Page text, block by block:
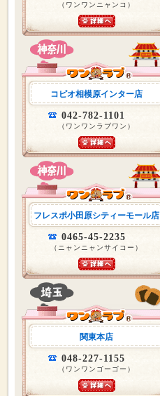
（ワンワンニャンコ）
コピオ相模原インター店
042-782-1101
（ワンワンラブワン）
フレスポ小田原シティーモール店
0465-45-2235
（ニャンニャンサイコー）
関東本店
048-227-1155
（ワンワンゴーゴー）